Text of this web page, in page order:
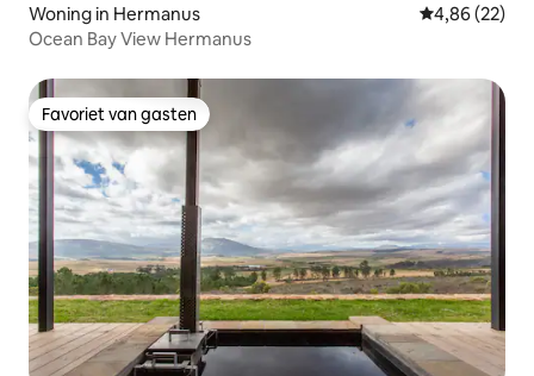
Woning in Hermanus Gemiddelde
4,86 (22)
Ocean Bay View Hermanus
Favoriet van gasten
Favoriet van gasten